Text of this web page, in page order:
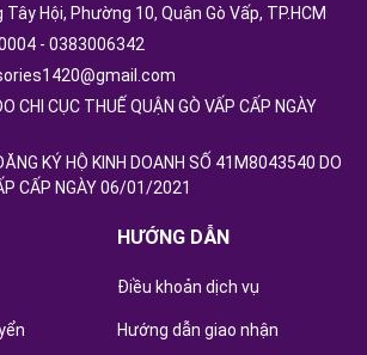
Hội, Phường 10, Quận Gò Vấp, TP.HCM
- 0383006342
CHI CỤC THUẾ QUẬN GÒ VẤP CẤP NGÀY
KÝ HỘ KINH DOANH SỐ 41M8043540 DO
CẤP NGÀY 06/01/2021
HƯỚNG DẪN
Điều khoản dịch vụ
Hướng dẫn giao nhận